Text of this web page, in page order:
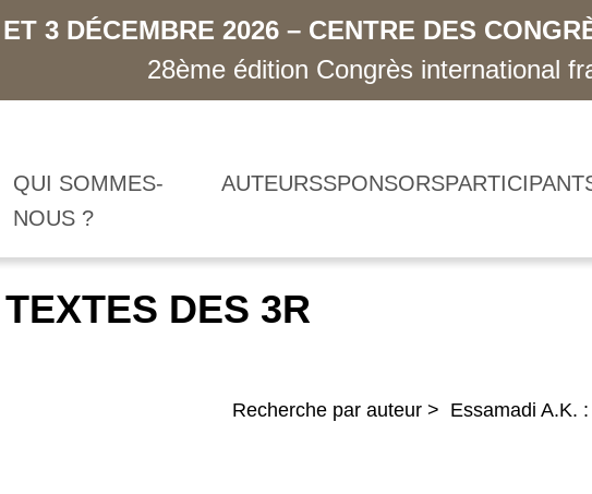
3 DÉCEMBRE 2026 – CENTRE DES
28ème édition Congrès international
QUI SOMMES-
NOUS ?
AUTEURSSPONSORS
DES 3R
Recherche par auteur > Essamadi A.K.